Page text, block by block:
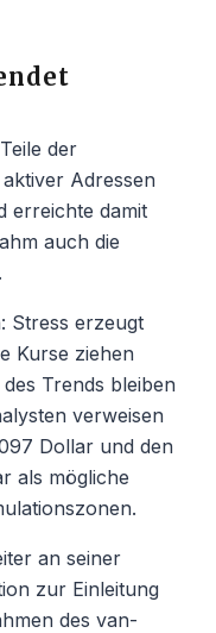
der
Adressen
erreichte damit
auch die
Stress erzeugt
Kurse ziehen
Trends bleiben
verweisen
Dollar und den
als mögliche
an seiner
zur Einleitung
des van-